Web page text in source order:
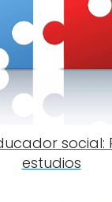
social:
estudios